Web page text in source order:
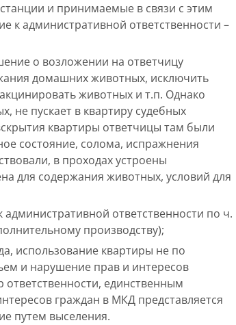
и принимаемые в связи с этим
к административной ответственности –
о возложении на ответчицу
домашних животных, исключить
животных и т.п. Однако
не пускает в квартиру судебных
квартиры ответчицы там были
состояние, солома, испражнения
в проходах устроены
для содержания животных, условий для
ответственности по ч.
производству);
использование квартиры не по
и нарушение прав и интересов
единственным
граждан в МКД представляется
путем выселения.